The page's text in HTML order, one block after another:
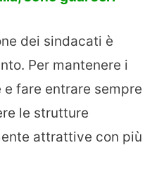
dei sindacati è
Per mantenere i
fare entrare sempre
le strutture
attrattive con più